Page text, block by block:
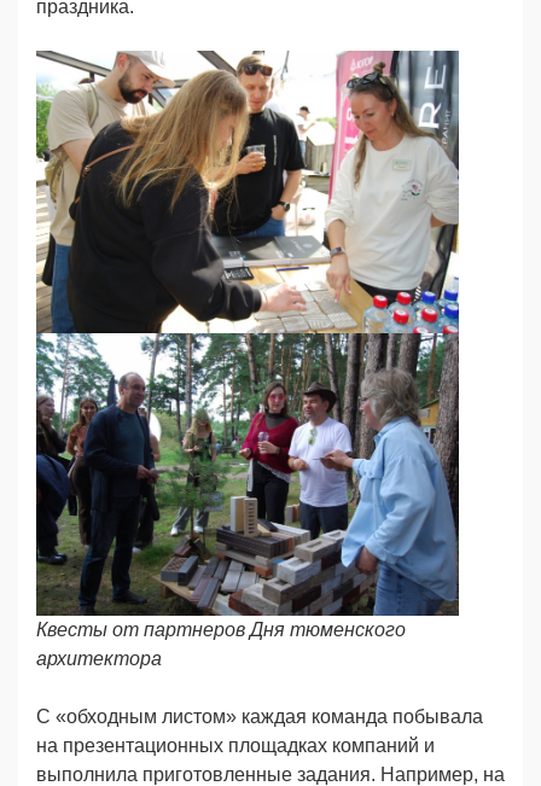
праздника.
Квесты от партнеров Дня тюменского
архитектора
С «обходным листом» каждая команда побывала
на презентационных площадках компаний и
выполнила приготовленные задания. Например, на